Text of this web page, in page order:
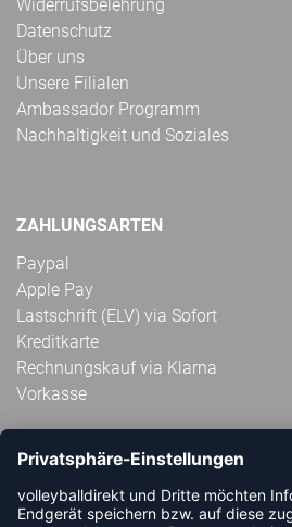
Widerrufsbelehrung
Datenschutz
Über uns
Unsere Filialen
Ambassador Programm
Nachhaltigkeit und Soziales
ZAHLUNGSARTEN
Paypal
Apple Pay
Lastschrift (ELV) via Sofort
Kreditkarte
Rechnungskauf via Klarna
Vorkasse
ABONNIERE JETZT DEN
VOLLEYBALLDIREKT-NEWSLETTER
NEUIGKEIT ODER AKTION MEHR.